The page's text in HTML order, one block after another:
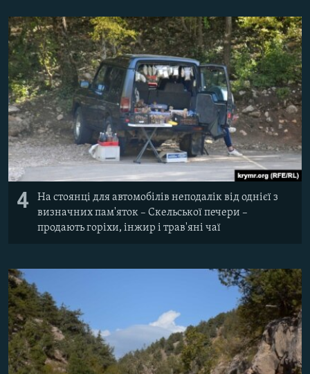
4
На стоянці для автомобілів неподалік від однієї з
визначних пам'яток – Скельської печери –
продають горіхи, інжир і трав'яні чаї